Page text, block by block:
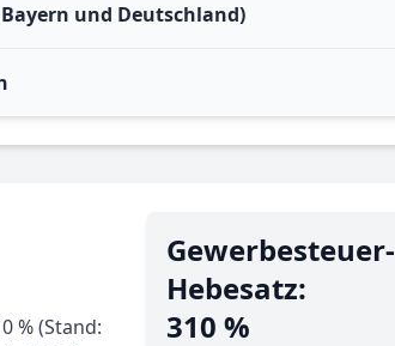
und Deutschland)
% (Stand:
Gewerbe­steuer-
Hebe­satz:
310 %